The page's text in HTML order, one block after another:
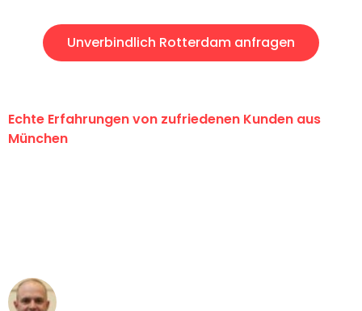
Unverbindlich Rotterdam anfragen
Echte Erfahrungen von zufriedenen Kunden aus
München